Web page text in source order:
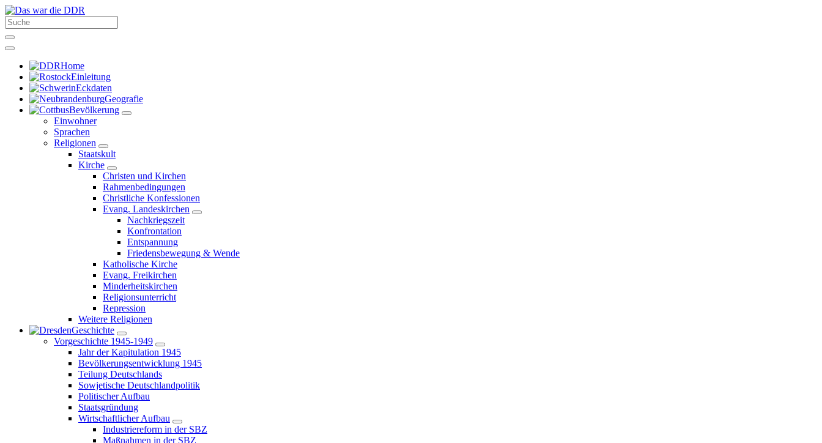
Home
Einleitung
Eckdaten
Geografie
Bevölkerung
Einwohner
Sprachen
Religionen
Staatskult
Kirche
Christen und Kirchen
Rahmenbedingungen
Christliche Konfessionen
Evang. Landeskirchen
Nachkriegszeit
Konfrontation
Entspannung
Friedensbewegung & Wende
Katholische Kirche
Evang. Freikirchen
Minderheitskirchen
Religionsunterricht
Repression
Weitere Religionen
Geschichte
Vorgeschichte 1945-1949
Jahr der Kapitulation 1945
Bevölkerungsentwicklung 1945
Teilung Deutschlands
Sowjetische Deutschlandpolitik
Politischer Aufbau
Staatsgründung
Wirtschaftlicher Aufbau
Industriereform in der SBZ
Maßnahmen in der SBZ